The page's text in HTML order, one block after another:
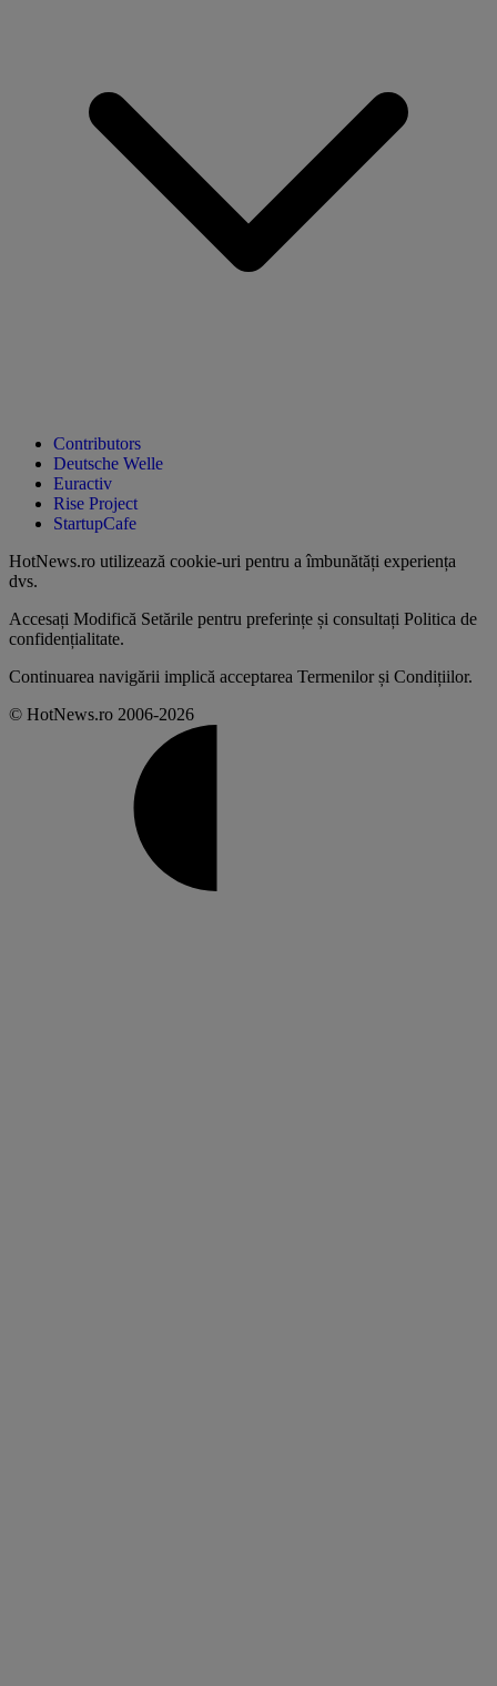
Contributors
Deutsche Welle
Euractiv
Rise Project
StartupCafe
HotNews.ro utilizează cookie-uri pentru a îmbunătăți experiența
dvs.
Accesați Modifică Setările pentru preferințe și consultați Politica de
confidențialitate.
Continuarea navigării implică acceptarea Termenilor și Condițiilor.
© HotNews.ro 2006-2026